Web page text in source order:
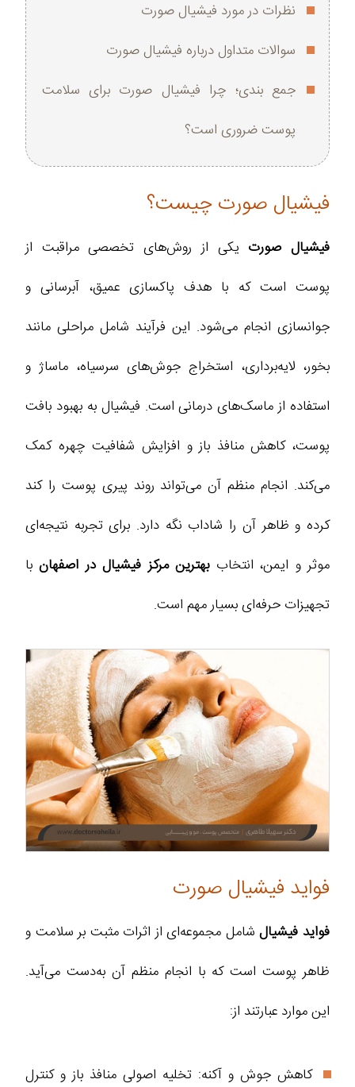
نظرات در مورد فیشیال صورت
سوالات متداول درباره فیشیال صورت
جمع‌ بندی؛ چرا فیشیال صورت برای سلامت
پوست ضروری است؟
فیشیال صورت چیست؟
فیشیال صورت یکی از روش‌های تخصصی مراقبت از
پوست است که با هدف پاکسازی عمیق، آبرسانی و
جوانسازی انجام می‌شود. این فرآیند شامل مراحلی مانند
بخور، لایه‌برداری، استخراج جوش‌های سرسیاه، ماساژ و
استفاده از ماسک‌های درمانی است. فیشیال به بهبود بافت
پوست، کاهش منافذ باز و افزایش شفافیت چهره کمک
می‌کند. انجام منظم آن می‌تواند روند پیری پوست را کند
کرده و ظاهر آن را شاداب‌ نگه دارد. برای تجربه نتیجه‌ای
موثر و ایمن، انتخاببهترین مرکز فیشیال در اصفهانبا
تجهیزات حرفه‌ای بسیار مهم است.
فواید فیشیال صورت
فواید فیشیالشامل مجموعه‌ای از اثرات مثبت بر سلامت و
ظاهر پوست است که با انجام منظم آن به‌دست می‌آید.
این موارد عبارتند از:
کاهش جوش و آکنه: تخلیه اصولی منافذ باز و کنترل